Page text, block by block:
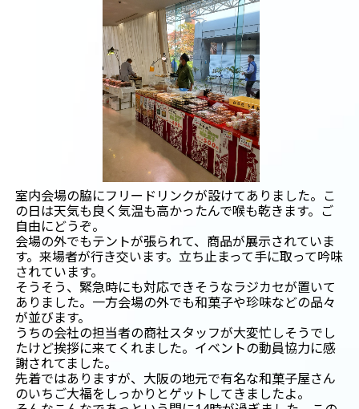
室内会場の脇にフリードリンクが設けてありました。こ
の日は天気も良く気温も高かったんで喉も乾きます。ご
自由にどうぞ。
会場の外でもテントが張られて、商品が展示されていま
す。来場者が行き交います。立ち止まって手に取って吟味
されています。
そうそう、緊急時にも対応できそうなラジカセが置いて
ありました。一方会場の外でも和菓子や珍味などの品々
が並びます。
うちの会社の担当者の商社スタッフが大変忙しそうでし
たけど挨拶に来てくれました。イベントの動員協力に感
謝されてました。
先着ではありますが、大阪の地元で有名な和菓子屋さん
のいちご大福をしっかりとゲットしてきましたよ。